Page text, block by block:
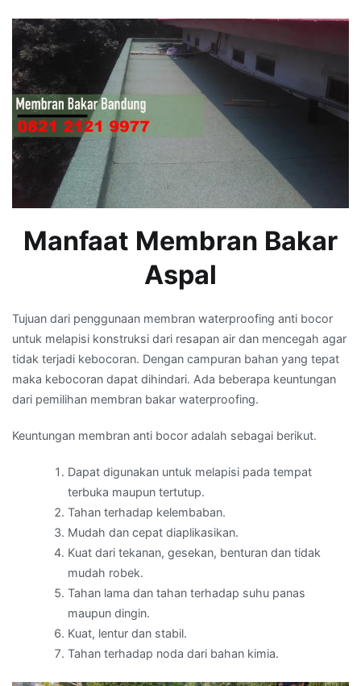
Manfaat Membran Bakar
Aspal
Tujuan dari penggunaan membran waterproofing anti bocor
untuk melapisi konstruksi dari resapan air dan mencegah agar
tidak terjadi kebocoran. Dengan campuran bahan yang tepat
maka kebocoran dapat dihindari. Ada beberapa keuntungan
dari pemilihan membran bakar waterproofing.
Keuntungan membran anti bocor adalah sebagai berikut.
Dapat digunakan untuk melapisi pada tempat
terbuka maupun tertutup.
Tahan terhadap kelembaban.
Mudah dan cepat diaplikasikan.
Kuat dari tekanan, gesekan, benturan dan tidak
mudah robek.
Tahan lama dan tahan terhadap suhu panas
maupun dingin.
Kuat, lentur dan stabil.
Tahan terhadap noda dari bahan kimia.